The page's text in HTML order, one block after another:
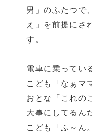
男」のふたつで
え」を前提にさ
す。
電車に乗ってい
こども「なぁマ
おとな「これの
大事にしてるん
こども「ふ～ん